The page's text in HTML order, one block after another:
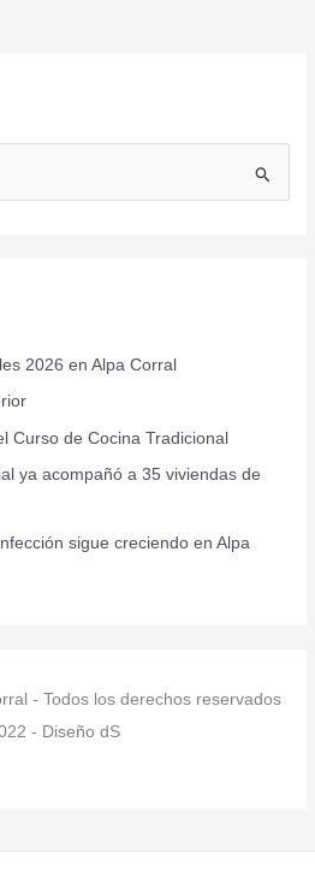
2026 en Alpa Corral
Curso de Cocina Tradicional
ya acompañó a 35 viviendas de
sigue creciendo en Alpa
- Todos los derechos reservados
- Diseño dS